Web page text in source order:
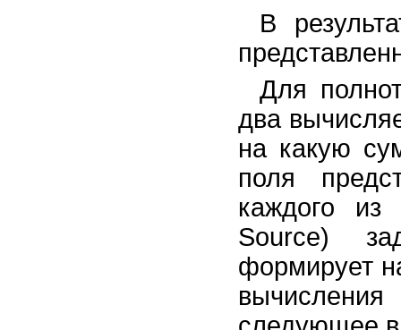
В
Для
два
на какую
поля
каждого
Source)
формирует